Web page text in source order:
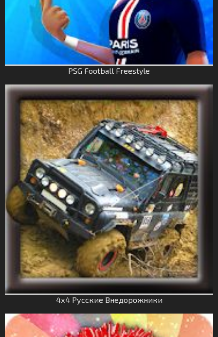
PSG Football Freestyle
4х4 Русские Внедорожники